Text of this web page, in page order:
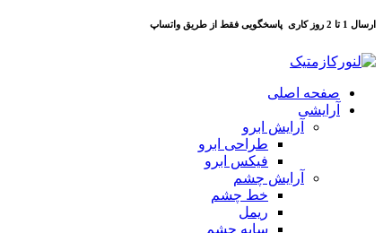
ارسال 1 تا 2 روز کاری پاسخگویی فقط از طریق واتساپ
صفحه اصلی
آرایشی
آرايش ابرو
طراحی ابرو
فیکس ابرو
آرايش چشم
خط چشم
ريمل
سايه چشم